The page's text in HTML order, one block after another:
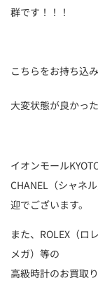
群です！！！
こちらをお持ち込
大変状態が良かっ
イオンモール
CHANEL（シャネ
迎でございます。
また、ROLEX（ロ
メガ）等の
高級時計のお買取